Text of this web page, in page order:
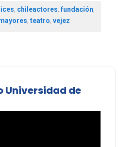
, chileactores,fundación,
, teatro, vejez
Universidad de